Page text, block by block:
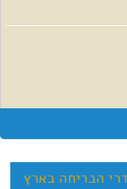
הבריחה בארץ